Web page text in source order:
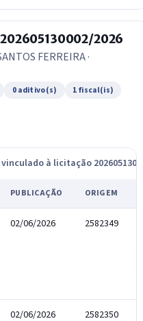
2026
FERREIRA ·
0 aditivo(s)
1 fiscal(is)
à licitação
PUBLICAÇÃO ORIGEM
02/06/2026 2582349
02/06/2026 2582350